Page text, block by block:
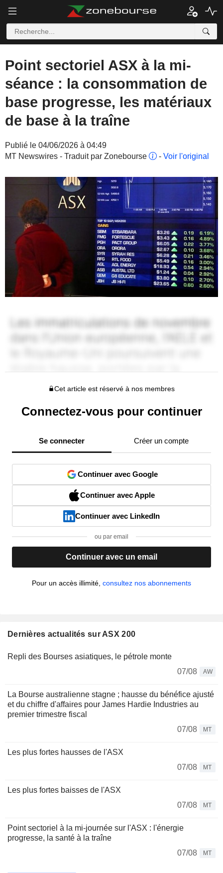
Point sectoriel ASX à la mi-
séance : la consommation de
base progresse, les matériaux
de base à la traîne
Publié le 04/06/2026 à 04:49
MT Newswires - Traduit par Zonebourse
- Voir l'original
Cet article est réservé à nos membres
Connectez-vous pour continuer
Se connecter Créer un compte
Continuer avec Google
Continuer avec Apple
Continuer avec LinkedIn
ou par email
Continuer avec un email
Pour un accès illimité, consultez nos abonnements
Dernières actualités sur ASX 200
Repli des Bourses asiatiques, le pétrole monte
07/08
AW
La Bourse australienne stagne ; hausse du bénéfice ajusté
et du chiffre d'affaires pour James Hardie Industries au
premier trimestre fiscal
07/08
MT
Les plus fortes hausses de l'ASX
07/08
MT
Les plus fortes baisses de l'ASX
07/08
MT
Point sectoriel à la mi-journée sur l'ASX : l'énergie
progresse, la santé à la traîne
07/08
MT